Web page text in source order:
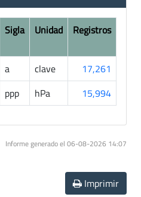
Sigla Unidad Registros
a clave
17,261
ppp hPa 15,994
Informe generado el 06-08-2026 14:07
Imprimir